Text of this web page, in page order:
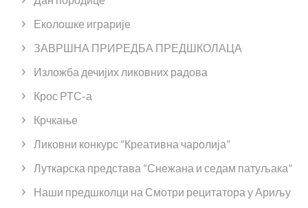
Еколошке играрије
ЗАВРШНА ПРИРЕДБА ПРЕДШКОЛАЦА
Изложба дечијих ликовних радова
Крос РТС-а
Крчкање
Ликовни конкурс “Креативна чаролија”
Луткарска представа “Снежана и седам патуљака”
Наши предшколци на Смотри рецитатора у Ариљу